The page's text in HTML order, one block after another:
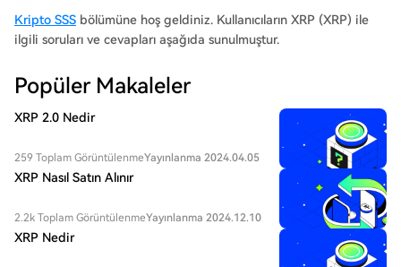
Kripto SSS bölümüne hoş geldiniz. Kullanıcıların XRP (XRP) ile
ilgili soruları ve cevapları aşağıda sunulmuştur.
Popüler Makaleler
XRP 2.0 Nedir
259 Toplam GörüntülenmeYayınlanma 2024.04.05
XRP Nasıl Satın Alınır
2.2k Toplam GörüntülenmeYayınlanma 2024.12.10
XRP Nedir